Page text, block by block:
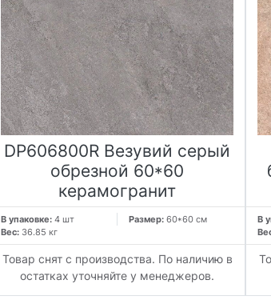
DP606800R Везувий серый
обрезной 60*60
керамогранит
В упаковке: 4 шт Размер: 60*60 см
Вес: 36.85 кг
Товар снят с производства. По наличию в
остатках уточняйте у менеджеров.
В